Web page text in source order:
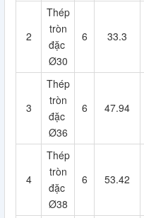
2
Thép
tròn
đặc
Ø30
6 33.3
3
Thép
tròn
đặc
Ø36
6 47.94
4
Thép
tròn
đặc
Ø38
6 53.42